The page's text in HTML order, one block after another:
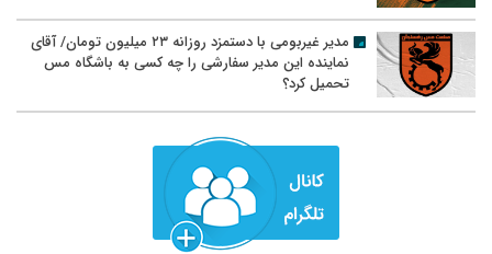
مدیر غیربومی با دستمزد روزانه ۲۳ میلیون تومان/ آقای
نماینده این مدیر سفارشی را چه کسی به باشگاه مس
تحمیل کرد؟